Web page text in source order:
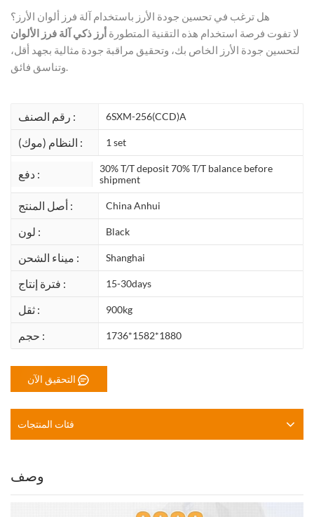
هل ترغب في تحسين جودة الأرز باستخدام آلة فرز ألوان الأرز؟
لا تفوت فرصة استخدام هذه التقنية المتطورة أرز ذكيآلة فرز الألوان
لتحسين جودة الأرز الخاص بك، وتحقيق مراقبة جودة مثالية بجهد أقل،
وتناسق فائق.
رقم الصنف : 6SXM-256(CCD)A
النظام (موك) : 1 set
دفع :
30% T/T deposit 70% T/T balance before
shipment
أصل المنتج : China Anhui
لون : Black
ميناء الشحن : Shanghai
فترة إنتاج : 15-30days
ثقل : 900kg
حجم : 1736*1582*1880
التحقيق الآن
فئات المنتجات
وصف